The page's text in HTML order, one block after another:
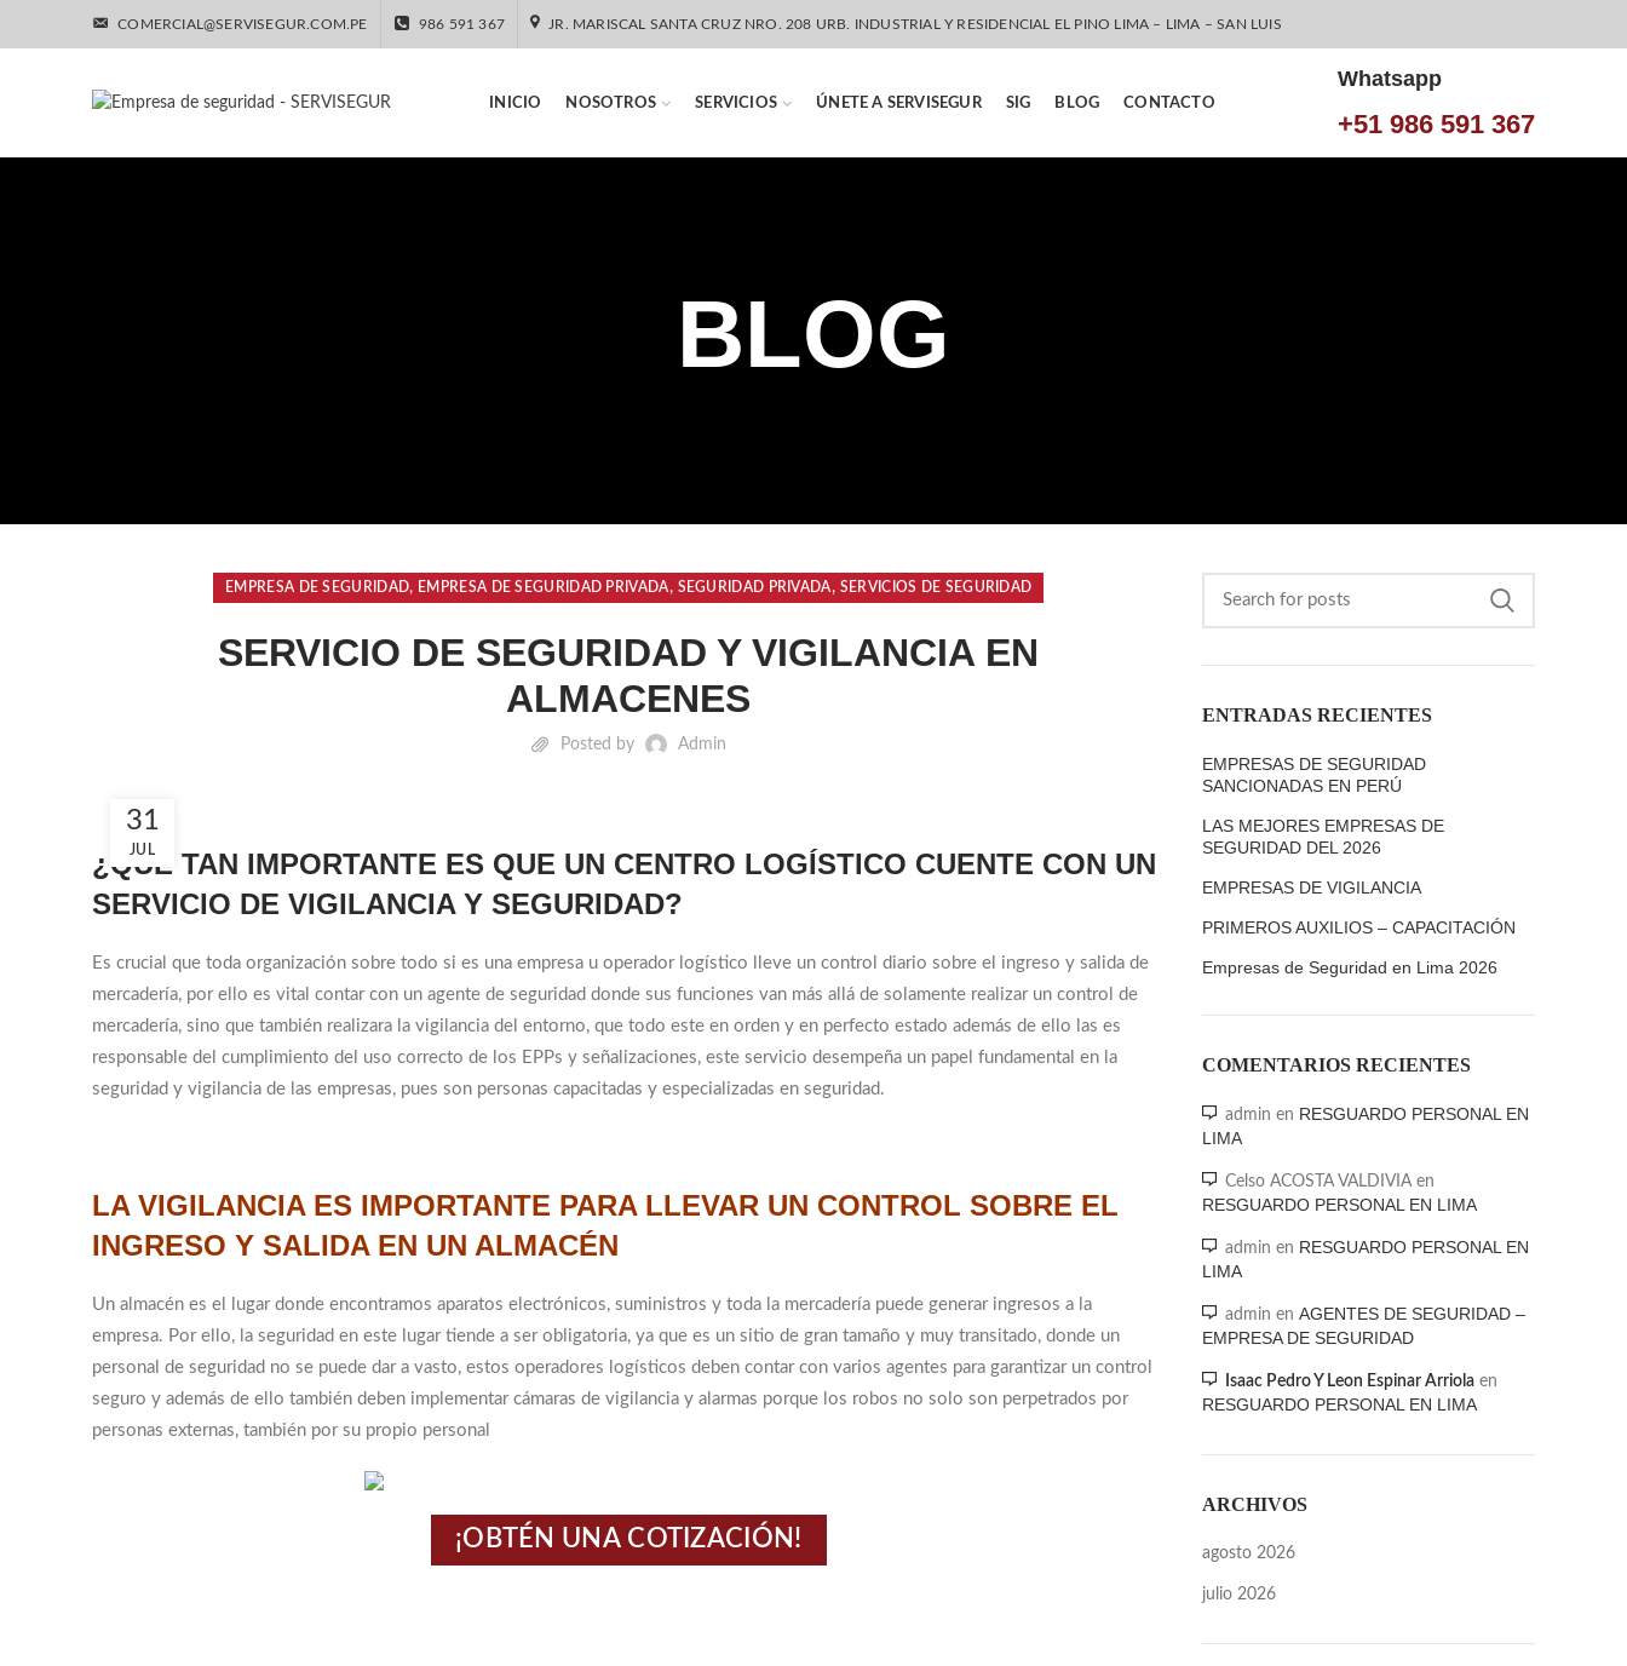
COMERCIAL@SERVISEGUR.COM.PE 986 591 367 JR. MARISCAL SANTA CRUZ NRO. 208 URB. INDUSTRIAL Y RESIDENCIAL EL PINO LIMA – LIMA – SAN LUIS
INICIO NOSOTROS SERVICIOS ÚNETE A SERVISEGUR SIG BLOG CONTACTO
Whatsapp
+51 986 591 367
BLOG
EMPRESA DE SEGURIDAD, EMPRESA DE SEGURIDAD PRIVADA, SEGURIDAD PRIVADA, SERVICIOS DE SEGURIDAD
SERVICIO DE SEGURIDAD Y VIGILANCIA EN
ALMACENES
Posted by Admin
31
JUL
¿QUÉ TAN IMPORTANTE ES QUE UN CENTRO LOGÍSTICO CUENTE CON UN
SERVICIO DE VIGILANCIA Y SEGURIDAD?
Es crucial que toda organización sobre todo si es una empresa u operador logístico lleve un control diario sobre el ingreso y salida de
mercadería, por ello es vital contar con un agente de seguridad donde sus funciones van más allá de solamente realizar un control de
mercadería, sino que también realizara la vigilancia del entorno, que todo este en orden y en perfecto estado además de ello las es
responsable del cumplimiento del uso correcto de los EPPs y señalizaciones, este servicio desempeña un papel fundamental en la
seguridad y vigilancia de las empresas, pues son personas capacitadas y especializadas en seguridad.
LA VIGILANCIA ES IMPORTANTE PARA LLEVAR UN CONTROL SOBRE EL
INGRESO Y SALIDA EN UN ALMACÉN
Un almacén es el lugar donde encontramos aparatos electrónicos, suministros y toda la mercadería puede generar ingresos a la
empresa. Por ello, la seguridad en este lugar tiende a ser obligatoria, ya que es un sitio de gran tamaño y muy transitado, donde un
personal de seguridad no se puede dar a vasto, estos operadores logísticos deben contar con varios agentes para garantizar un control
seguro y además de ello también deben implementar cámaras de vigilancia y alarmas porque los robos no solo son perpetrados por
personas externas, también por su propio personal
¡OBTÉN UNA COTIZACIÓN!
ENTRADAS RECIENTES
EMPRESAS DE SEGURIDAD
SANCIONADAS EN PERÚ
LAS MEJORES EMPRESAS DE
SEGURIDAD DEL 2026
EMPRESAS DE VIGILANCIA
PRIMEROS AUXILIOS – CAPACITACIÓN
Empresas de Seguridad en Lima 2026
COMENTARIOS RECIENTES
admin en RESGUARDO PERSONAL EN
LIMA
Celso ACOSTA VALDIVIAen
RESGUARDO PERSONAL EN LIMA
admin en RESGUARDO PERSONAL EN
LIMA
admin en AGENTES DE SEGURIDAD –
EMPRESA DE SEGURIDAD
Isaac Pedro Y Leon Espinar Arriolaen
RESGUARDO PERSONAL EN LIMA
ARCHIVOS
agosto 2026
julio 2026